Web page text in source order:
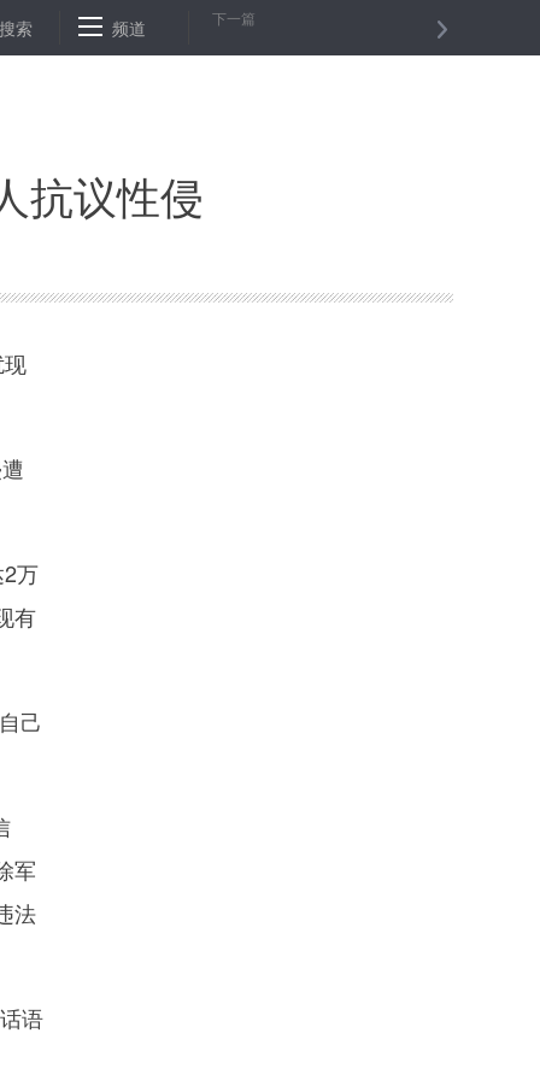
还将持续一段时间 女子为等老公阻高铁关门 专家：尚不足进入
搜索 频道 下一篇
抗议性侵
万
有
己
军
法
语